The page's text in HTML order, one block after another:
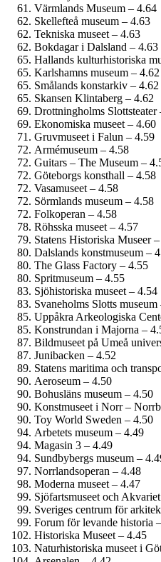
Värmlands Museum – 4.64
Skellefteå museum – 4.63
Tekniska museet – 4.63
Bokdagar i Dalsland – 4.63
Hallands kultur­historiska
Karlshamns museum – 4.62
Smålands konstarkiv – 4.62
Skansen Klintaberg – 4.62
Drottning­holms Slottsteater
Ekonomiska museet – 4.60
Gruvmuseet i Falun – 4.59
Armé­museum – 4.58
Guitars – The Museum –
Göteborgs konsthall – 4.58
Vasamuseet – 4.58
Sörmlands museum – 4.58
Folkoperan – 4.58
Röhsska museet – 4.57
Statens Historiska Museer
Dalslands konstmuseum –
The Glass Factory – 4.55
Spritmuseum – 4.55
Sjöhistoriska museet – 4.54
Svaneholms Slotts museum
Uppåkra Arkeologiska
Konstrundan i Majorna –
Bildmuseet på Umeå
Junibacken – 4.52
Statens maritima och
Aeroseum – 4.50
Bohusläns museum – 4.50
Konstmuseet i Norr –
Toy World Sweden – 4.50
Arbetets museum – 4.49
Magasin 3 – 4.49
Sundbybergs museum –
Norrlandsoperan – 4.48
Moderna museet – 4.47
Sjöfartsmuseet och
Sveriges centrum för
Forum för levande historia
Historiska Museet – 4.45
Naturhistoriska museet i